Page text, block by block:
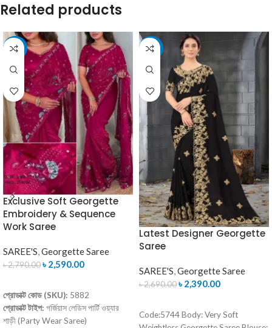
Related products
-7%
Exclusive Soft Georgette
Embroidery & Sequence
Work Saree
SAREE'S,Georgette Saree
৳2,790.00৳ 2,590.00
প্রোডাক্ট কোড (SKU): 5882
প্রোডাক্ট টাইপ: গর্জিয়াস লেডিস পার্টি ওয়্যার
শাড়ী (Party Wear Saree)
-11%
Latest Designer Georgette
Saree
SAREE'S,Georgette Saree
৳2,690.00৳ 2,390.00
Code:5744 Body: Very Soft